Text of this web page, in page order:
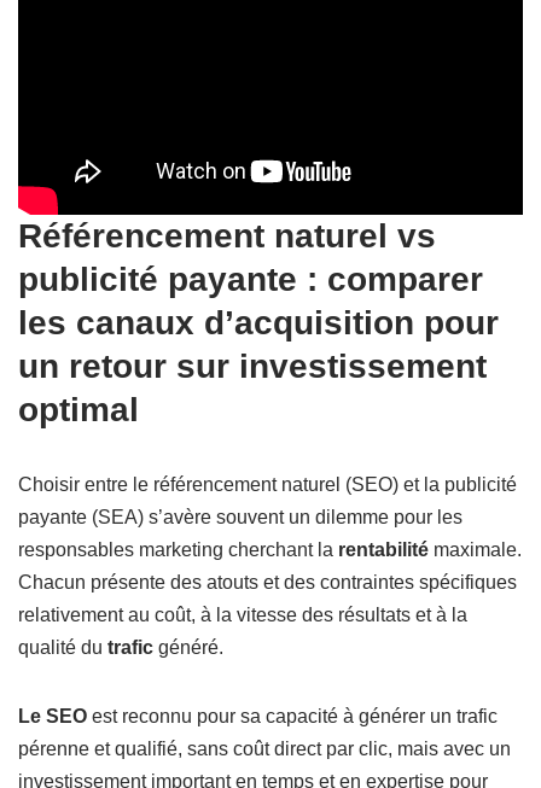
Référencement naturel vs
publicité payante : comparer
les canaux d’acquisition pour
un retour sur investissement
optimal
Choisir entre le référencement naturel (SEO) et la publicité
payante (SEA) s’avère souvent un dilemme pour les
responsables marketing cherchant la rentabilité maximale.
Chacun présente des atouts et des contraintes spécifiques
relativement au coût, à la vitesse des résultats et à la
qualité du trafic généré.
Le SEO est reconnu pour sa capacité à générer un trafic
pérenne et qualifié, sans coût direct par clic, mais avec un
investissement important en temps et en expertise pour